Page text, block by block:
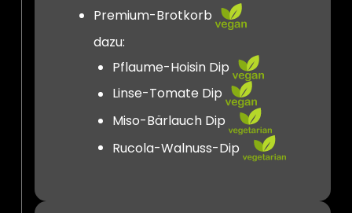
Premium-Brotkorb
dazu:
Pflaume-Hoisin Dip
Linse-Tomate Dip
Miso-Bärlauch Dip
Rucola-Walnuss-Dip